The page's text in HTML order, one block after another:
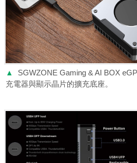
▲
SGWZONE Gaming & AI BOX
充電器與顯示晶片的擴充底座。